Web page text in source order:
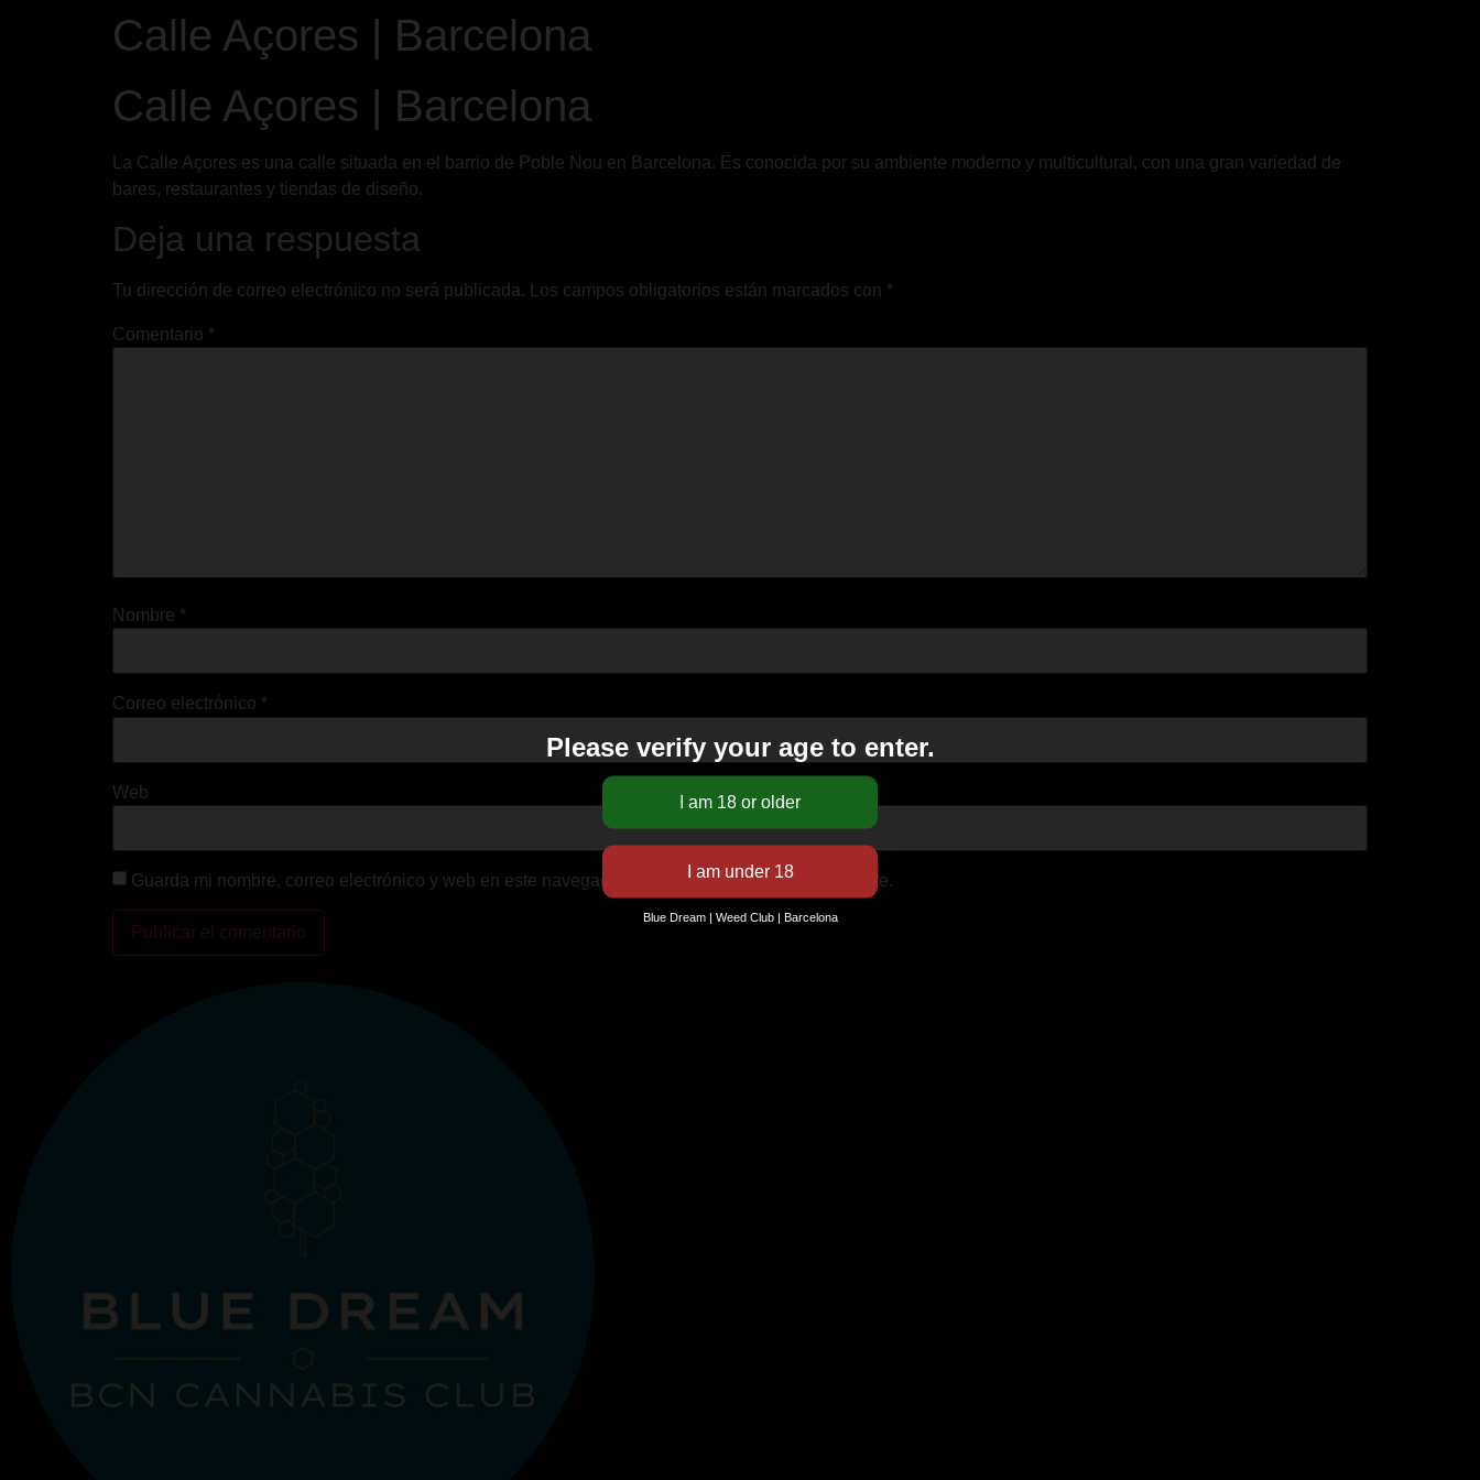
Calle Açores | Barcelona
Calle Açores | Barcelona
La Calle Açores es una calle situada en el barrio de Poble Nou en Barcelona. Es conocida por su ambiente moderno y multicultural, con una gran variedad de
bares, restaurantes y tiendas de diseño.
Deja una respuesta
Tu dirección de correo electrónico no será publicada. Los campos obligatorios están marcados con *
Comentario *
Nombre *
Correo electrónico *
Web
Guarda mi nombre, correo electrónico y web en este navegador para la próxima vez que comente.
Please verify your age to enter.
Blue Dream | Weed Club | Barcelona